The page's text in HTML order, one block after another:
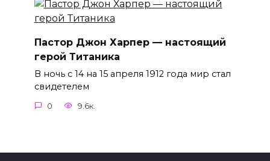
Пастор Джон Харпер — настоящий
герой Титаника
В ночь с 14 на 15 апреля 1912 года мир стал
свидетелем
0 9.6к.